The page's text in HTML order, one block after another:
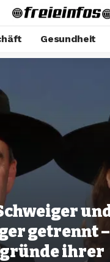
Gesundheit
getrennt
ihrer